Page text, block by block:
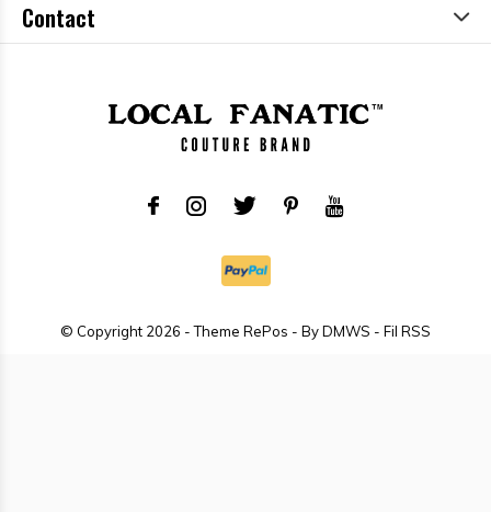
Contact
© Copyright 2026 - Theme RePos - ByDMWS - Fil RSS